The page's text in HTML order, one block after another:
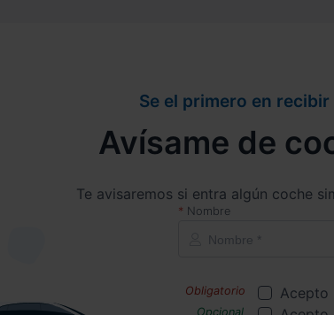
Se el primero en
Avísame de
Te avisaremos si entra algún coche
Nombre
Acepto